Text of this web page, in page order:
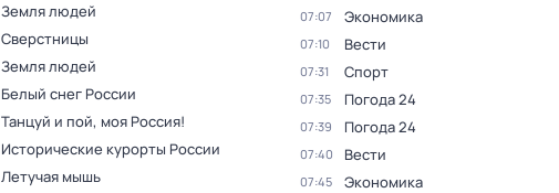
Земля людей
Сверстницы
Земля людей
Белый снег России
Танцуй и пой, моя Россия!
Исторические курорты России
Летучая мышь
07:07 Экономика
07:10 Вести
07:31 Спорт
07:35 Погода 24
07:39 Погода 24
07:40 Вести
07:45 Экономика